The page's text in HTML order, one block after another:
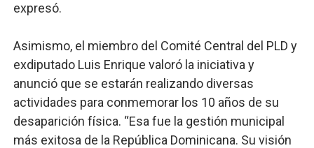
expresó.
Asimismo, el miembro del Comité Central del PLD y
exdiputado Luis Enrique valoró la iniciativa y
anunció que se estarán realizando diversas
actividades para conmemorar los 10 años de su
desaparición física. “Esa fue la gestión municipal
más exitosa de la República Dominicana. Su visión